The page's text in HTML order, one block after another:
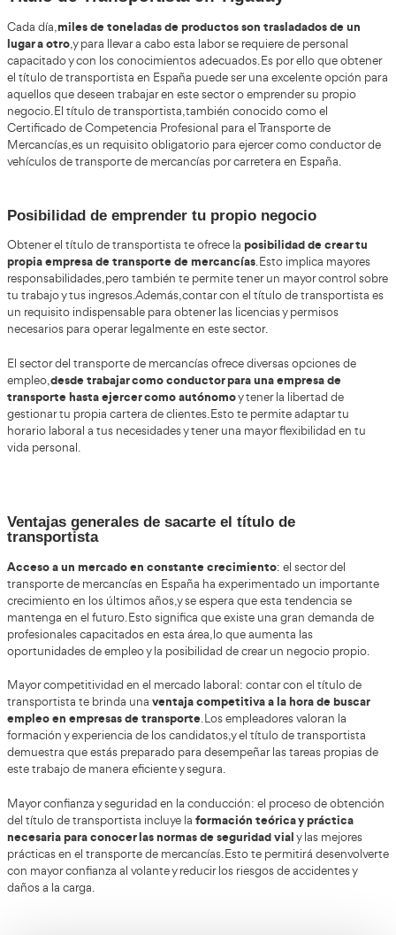
+85%
de Aprobados
Título de Transportista en Tigaday
Cada día,miles de toneladas de productos son
lugar a otro, y para llevar a cabo esta labor se requiere de
capacitado y con los conocimientos adecuados. Es por
el título de transportista en España puede ser una
aquellos que deseen trabajar en este sector o
negocio. El título de transportista, también conocido
vehículos de transporte de mercancías por carretera en
Posibilidad de emprender tu propio
Obtener el título de transportista te ofrece la
propia empresa de transporte de mercancías . Esto
responsabilidades, pero también te permite tener un
tu trabajo y tus ingresos. Además, contar con el título de
un requisito indispensable para obtener las licencias y
necesarios para operar legalmente en este sector.
El sector del transporte de mercancías ofrece diversas
empleo,desde trabajar como conductor para una
transporte hasta ejercer como autónomoy tener la
gestionar tu propia cartera de clientes. Esto te permite
horario laboral a tus necesidades y tener una mayor
vida personal.